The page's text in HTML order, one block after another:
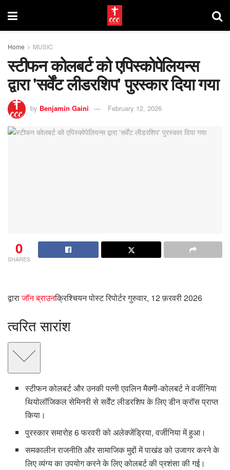
Home MUSIC
स्टीफन कोलबर्ट को एपिस्कोपेलियन्स
द्वारा 'सर्वेंट लीडरशिप' पुरस्कार दिया गया
by Benjamin Gaini February 12, 2026
0
SHARES
द्वाराजॉन ब्राउनक्रिश्चियन पोस्ट रिपोर्टरगुरुवार, 12 फ़रवरी 2026
त्वरित सारांश
स्टीफन कोलबर्ट और उनकी पत्नी एवलिन मैक्गी-कोलबर्ट ने वर्जीनिया
थियोलॉजिकल सेमिनरी से सर्वेंट लीडरशिप के लिए डीन क्रॉस प्राप्त
किया।
पुरस्कार समारोह 6 फरवरी को अलेक्जेंड्रिया, वर्जीनिया में हुआ।
समकालीन राजनीति और सामाजिक मुद्दों में पाखंड को उजागर करने के
लिए व्यंग्य का उपयोग करने के लिए कोलबर्ट की प्रशंसा की गई।